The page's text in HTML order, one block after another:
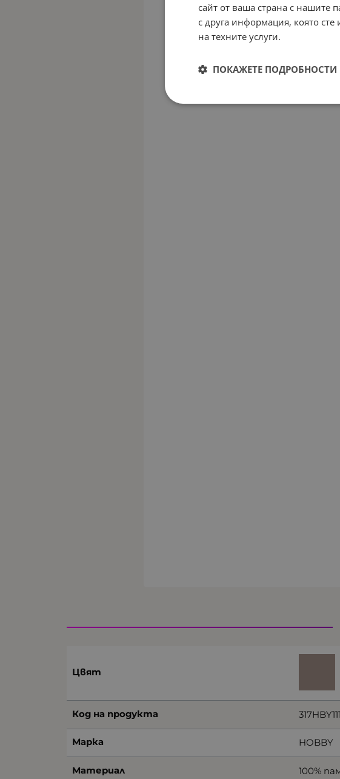
Цвят
Код на продукта
Марка HOBBY
Материал 100%
сайт от ваша страна с нашите
с друга информация, която
на техните услуги.
ПОКАЖЕТЕ ПОДРОБНОСТИ